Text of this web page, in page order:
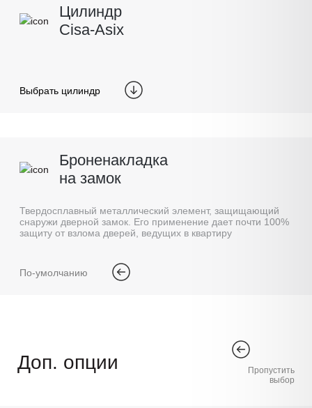
Цилиндр
Cisa-Asix
Выбрать цилиндр
Броненакладка
на замок
Твердосплавный металлический элемент, защищающий
снаружи дверной замок. Его применение дает почти 100%
защиту от взлома дверей, ведущих в квартиру
По-умолчанию
Доп. опции
Пропустить
выбор